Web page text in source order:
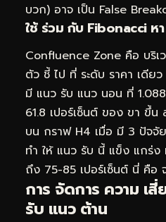
บวก) อาจ เป็น False
ใช้ ร่วม กับ Fibonacci ห
Confluence Zone คือ บริ
ตัว ชี้ ไป ที่ ระดับ ราคา เดีย
มี แนว รับ แนว นอน ที่
61.8 เปอร์เซ็นต์ ของ ขา ขึ้
บน กราฟ H4 เมื่อ มี 3 ปัจจั
ทำ ให้ แนว รับ นี้ แข็ง แกร่
ถึง 75-85 เปอร์เซ็นต์ นี่ คือ
การ จัดการ ความ เสี่
รับ แนว ต้าน